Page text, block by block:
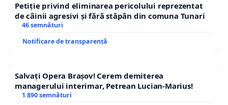
Petiție privind eliminarea pericolului reprezentat
de câinii agresivi și fără stăpân din comuna Tunari
46 semnături
Notificare de transparență
Salvați Opera Brașov! Cerem demiterea
managerului interimar, Petrean Lucian-Marius!
1 890 semnături